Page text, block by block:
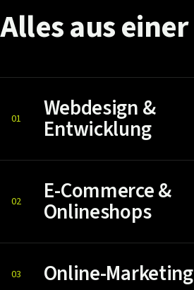
Allesauseiner
01 Webdesign &
Entwicklung
02 E-Commerce &
Onlineshops
03 Online-Marketing